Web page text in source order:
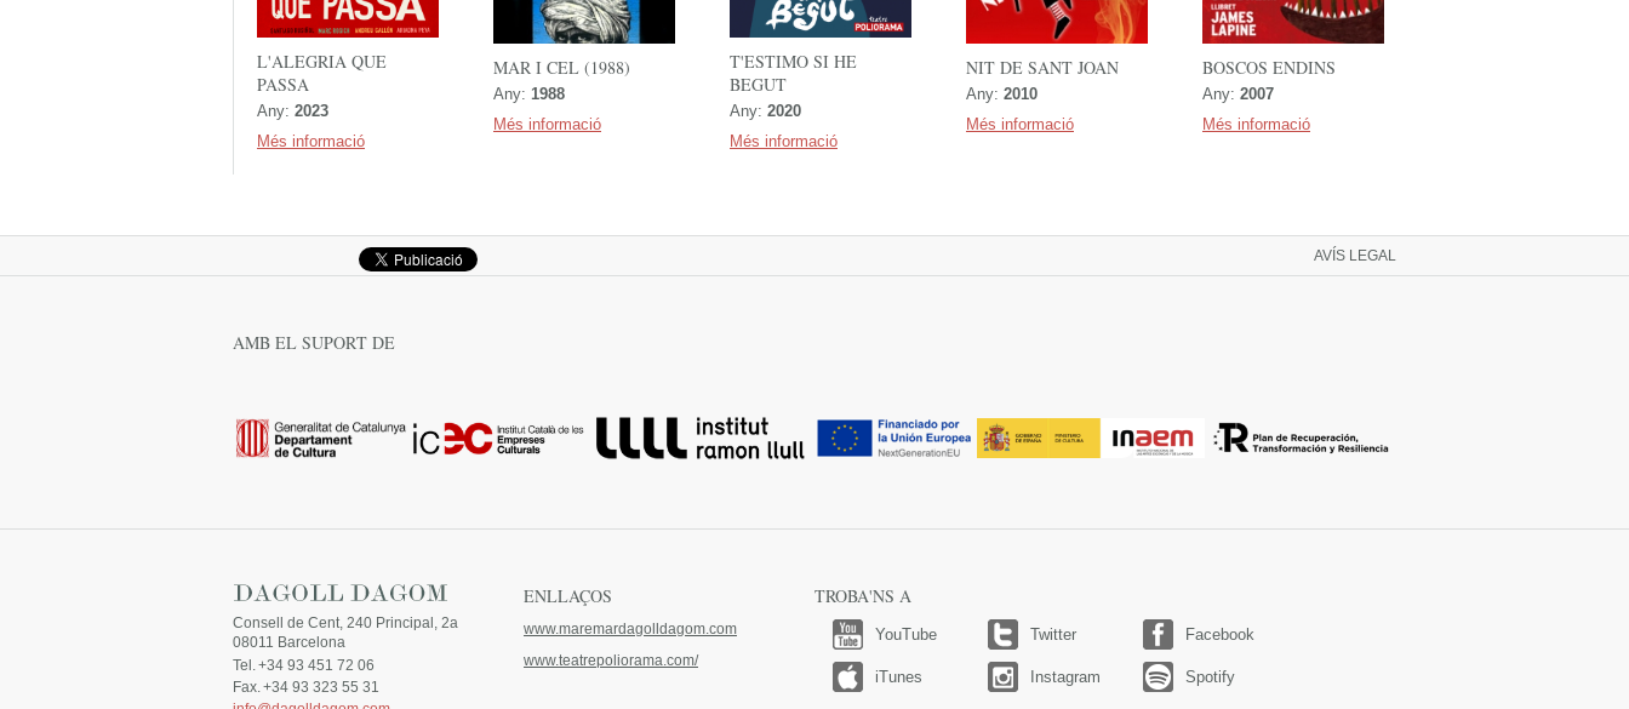
L'ALEGRIA QUE
PASSA
Any: 2023
Més informació
MAR I CEL (1988)
Any: 1988
Més informació
T'ESTIMO SI HE
BEGUT
Any: 2020
Més informació
NIT DE SANT JOAN
Any: 2010
Més informació
BOSCOS ENDINS
Any: 2007
Més informació
AVÍS LEGAL
AMB EL SUPORT DE
Consell de Cent, 240 Principal, 2a
08011 Barcelona
Tel.+34 93 451 72 06
Fax.+34 93 323 55 31
ENLLAÇOS
www.maremardagolldagom.com
www.teatrepoliorama.com/
TROBA'NS A
YouTube Twitter Facebook
iTunes Instagram Spotify